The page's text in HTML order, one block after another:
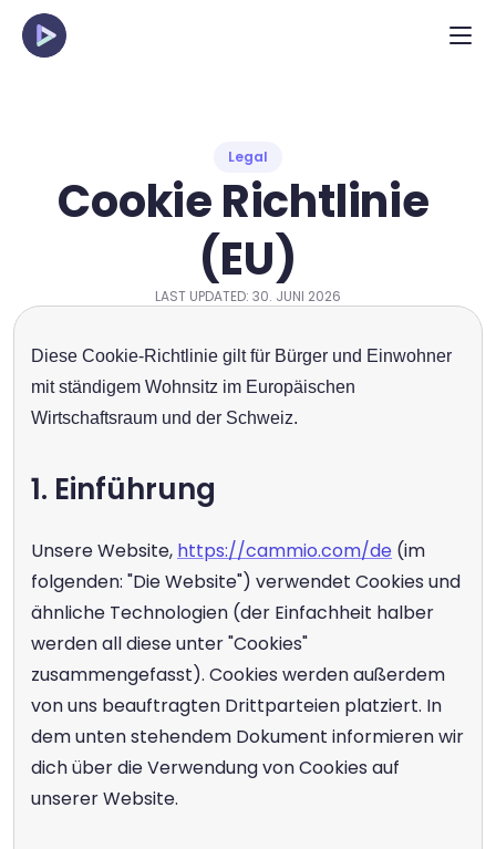
Legal
Cookie Richtlinie
(EU)
LAST UPDATED: 30. JUNI 2026
Diese Cookie-Richtlinie gilt für Bürger und Einwohner
mit ständigem Wohnsitz im Europäischen
Wirtschaftsraum und der Schweiz.
1. Einführung
Unsere Website, https://cammio.com/de (im
folgenden: "Die Website") verwendet Cookies und
ähnliche Technologien (der Einfachheit halber
werden all diese unter "Cookies"
zusammengefasst). Cookies werden außerdem
von uns beauftragten Drittparteien platziert. In
dem unten stehendem Dokument informieren wir
dich über die Verwendung von Cookies auf
unserer Website.